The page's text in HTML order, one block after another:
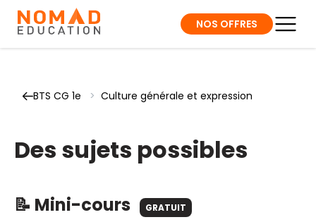
NOS OFFRES
BTS CG 1e > Culture générale et expression
Des sujets possibles
📝 Mini-cours GRATUIT